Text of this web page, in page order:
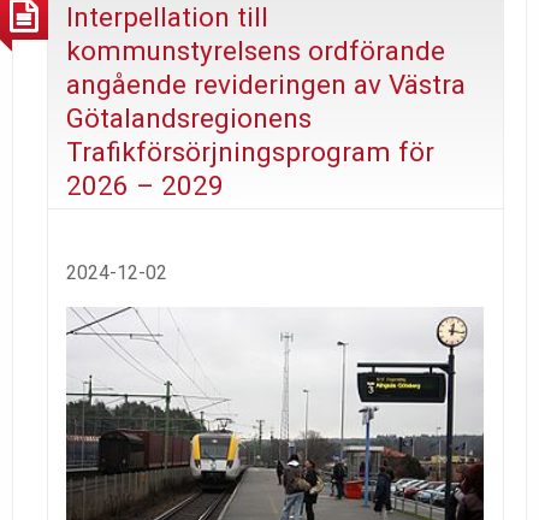
Interpellation till
kommunstyrelsens ordförande
angående revideringen av Västra
Götalandsregionens
Trafikförsörjningsprogram för
2026 – 2029
2024-12-02